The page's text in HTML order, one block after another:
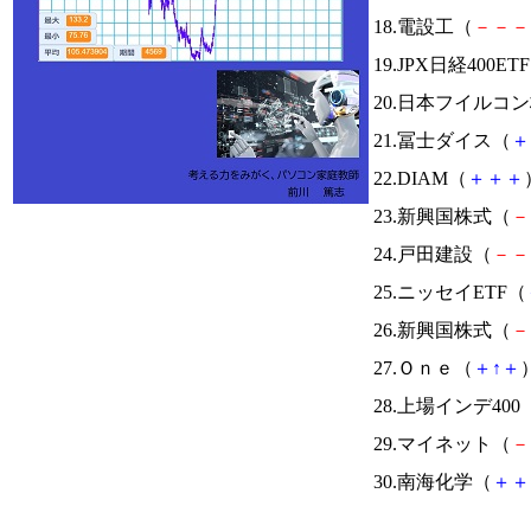
18.電設工（ － － －
19.JPX日経
20.日本フイルコ
21.冨士ダイス（ ＋
22.DIAM（ ＋ ＋ ＋
23.新興国株式（ －
24.戸田建設（ － －
25.ニッセイETF（
26.新興国株式（ －
27.Ｏｎｅ（ ＋ ↑ ＋
28.上場インデ400
29.マイネット（ －
30.南海化学（ ＋ ＋